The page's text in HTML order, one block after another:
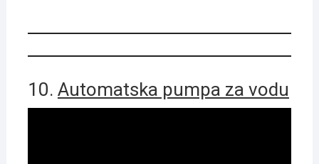
10. Automatska pumpa za vodu